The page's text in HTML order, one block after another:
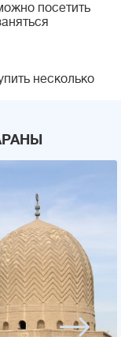
посетить
несколько